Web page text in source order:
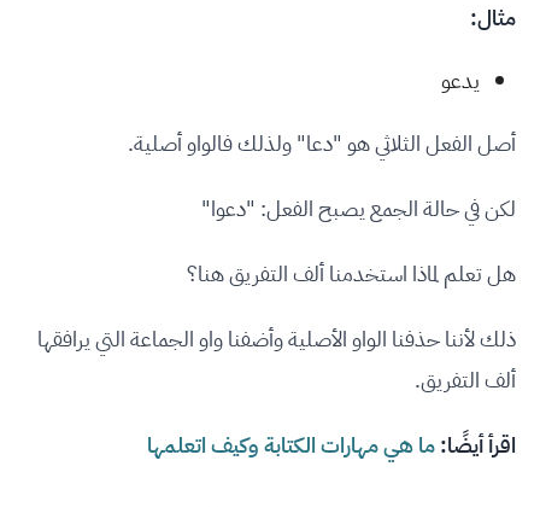
مثال:
يدعو
أصل الفعل الثلاثي هو "دعا" ولذلك فالواو أصلية.
لكن في حالة الجمع يصبح الفعل: "دعوا"
هل تعلم لماذا استخدمنا ألف التفريق هنا؟
ذلك لأننا حذفنا الواو الأصلية وأضفنا واو الجماعة التي يرافقها
ألف التفريق.
اقرأ أيضًا:ما هي مهارات الكتابة وكيف اتعلمها